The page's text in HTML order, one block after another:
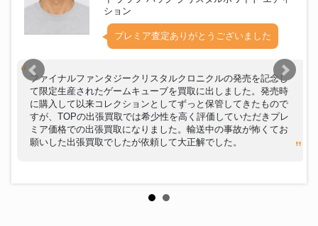
ション
プレミア査定ありがとうございました
ファイナルファンタジークリスタルクロニクルの発売を記念し
て限定生産されたゲームキューブを買取に出しました。発売時
に購入して以来コレクションとしてずっと保管してきたもので
すが、TOPの出張買取では希少性を高く評価していただきプレ
ミア価格での出張買取になりました。輸送中の事故が怖くてお
願いした出張買取でしたが依頼して大正解でした。